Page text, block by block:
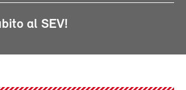
al SEV!